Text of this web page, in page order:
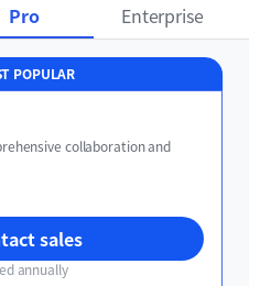
Pro Enterprise
POPULAR
collaboration and
sales
annually